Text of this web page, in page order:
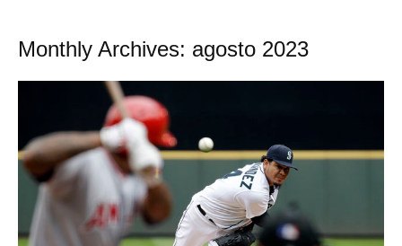
Monthly Archives: agosto 2023